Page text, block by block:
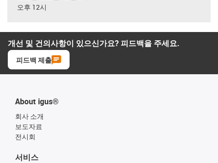
오후 12시
개선 및 건의사항이 있으신가요? 피드백을 주세요.
피드백 제출
About igus®
회사 소개
보도자료
전시회
서비스